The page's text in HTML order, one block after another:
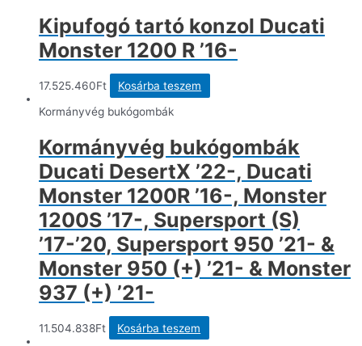
Kipufogó tartó konzol Ducati
Monster 1200 R ’16-
17.525.460Ft
Kosárba teszem
Kormányvég bukógombák
Kormányvég bukógombák
Ducati DesertX ’22-, Ducati
Monster 1200R ’16-, Monster
1200S ’17-, Supersport (S)
’17-’20, Supersport 950 ’21- &
Monster 950 (+) ’21- & Monster
937 (+) ’21-
11.504.838Ft
Kosárba teszem